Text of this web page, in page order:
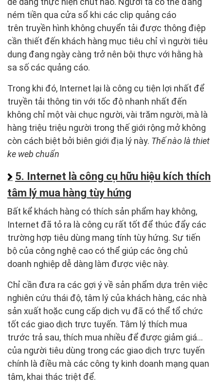
ném tiền qua cửa sổ khi các clip quảng cáo
trên truyền hình không chuyển tải được thông điệp
cần thiết đến khách hàng mục tiêu chỉ vì người tiêu
dung đang ngày càng trở nên bội thực với hằng hà
sa số các quảng cáo.
Trong khi đó, Internet lại là công cụ tiện lợi nhất để
truyền tải thông tin với tốc độ nhanh nhất đến
không chỉ một vài chục người, vài trăm người, mà là
hàng triệu triệu người trong thế giới rộng mở không
còn cách biệt bởi biên giới địa lý này. Thế nào là thiet
ke web chuẩn
5. Internet là công cụ hữu hiệu kích thích
tâm lý mua hàng tùy hứng
Bất kể khách hàng có thích sản phẩm hay không,
Internet đã tỏ ra là công cụ rất tốt để thúc đẩy các
trường hợp tiêu dùng mang tính tùy hứng. Sự tiến
bộ của công nghệ cao có thể giúp các ông chủ
doanh nghiệp dễ dàng làm được việc này.
Chỉ cần đưa ra các gợi ý về sản phẩm dựa trên việc
nghiên cứu thái độ, tâm lý của khách hàng, các nhà
sản xuất hoặc cung cấp dịch vụ đã có thể tổ chức
tốt các giao dịch trực tuyến. Tâm lý thích mua
trước trả sau, thích mua nhiều để được giảm giá…
của người tiêu dùng trong các giao dịch trực tuyến
chính là điều mà các công ty kinh doanh mạng quan
tâm, khai thác triệt để.